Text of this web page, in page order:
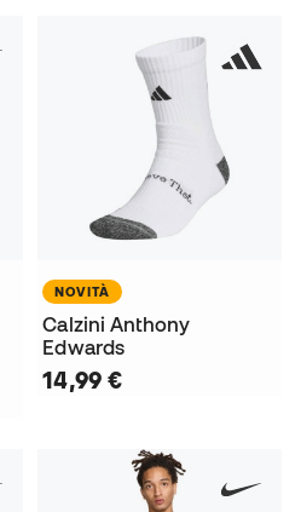
NOVITÀ
Calzini Anthony
Edwards
14,99 €